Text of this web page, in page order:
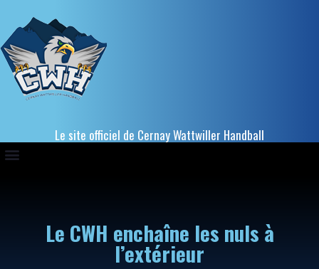
Le site officiel de Cernay Wattwiller Handball
Le CWH enchaîne les nuls à
l’extérieur